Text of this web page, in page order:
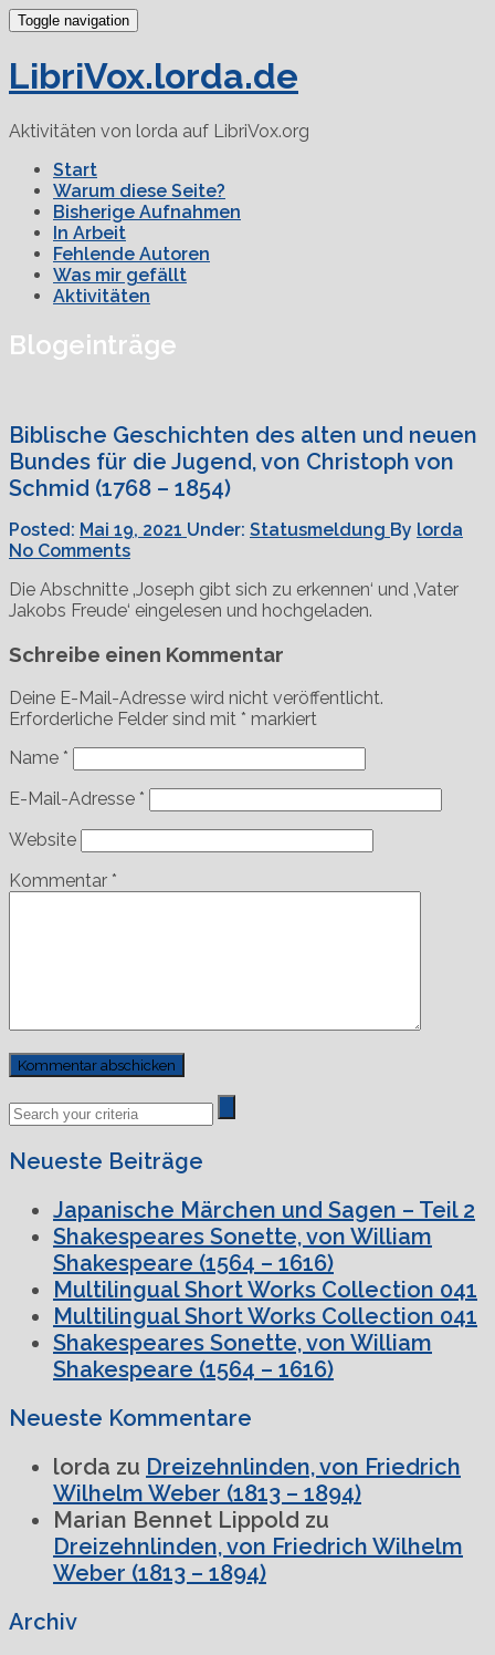
Toggle navigation
LibriVox.lorda.de
Aktivitäten von lorda auf LibriVox.org
Start
Warum diese Seite?
Bisherige Aufnahmen
In Arbeit
Fehlende Autoren
Was mir gefällt
Aktivitäten
Blogeinträge
Biblische Geschichten des alten und neuen
Bundes für die Jugend, von Christoph von
Schmid (1768 – 1854)
Posted: Mai 19, 2021 Under: Statusmeldung By lorda
No Comments
Die Abschnitte ‚Joseph gibt sich zu erkennen‘ und ‚Vater
Jakobs Freude‘ eingelesen und hochgeladen.
Schreibe einen Kommentar
Deine E-Mail-Adresse wird nicht veröffentlicht.
Erforderliche Felder sind mit * markiert
Name *
E-Mail-Adresse *
Website
Kommentar *
Previous
Post
Next
Post
Neueste Beiträge
Japanische Märchen und Sagen – Teil 2
Shakespeares Sonette, von William
Shakespeare (1564 – 1616)
Multilingual Short Works Collection 041
Multilingual Short Works Collection 041
Shakespeares Sonette, von William
Shakespeare (1564 – 1616)
Neueste Kommentare
lorda zu Dreizehnlinden, von Friedrich
Wilhelm Weber (1813 – 1894)
Marian Bennet Lippold zu
Dreizehnlinden, von Friedrich Wilhelm
Weber (1813 – 1894)
Archiv